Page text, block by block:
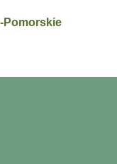
Pomorskie